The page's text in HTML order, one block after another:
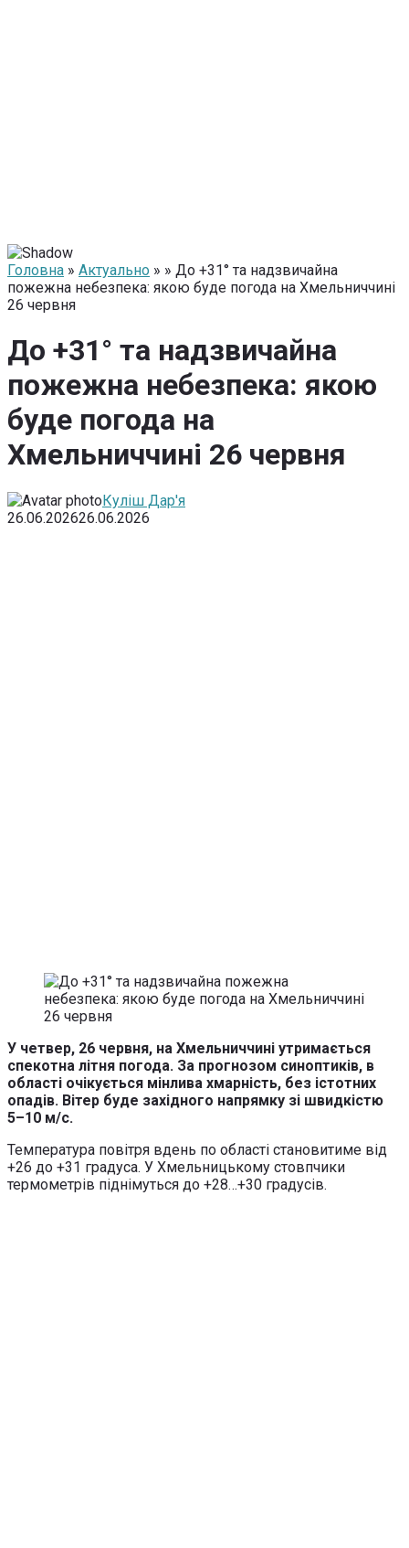
Головна » Актуально » » До +31° та надзвичайна
пожежна небезпека: якою буде погода на Хмельниччині
26 червня
До +31° та надзвичайна
пожежна небезпека: якою
буде погода на
Хмельниччині 26 червня
Куліш Дар'я
26.06.202626.06.2026
У четвер, 26 червня, на Хмельниччині утримається
спекотна літня погода. За прогнозом синоптиків, в
області очікується мінлива хмарність, без істотних
опадів. Вітер буде західного напрямку зі швидкістю
5–10 м/с.
Температура повітря вдень по області становитиме від
+26 до +31 градуса. У Хмельницькому стовпчики
термометрів піднімуться до +28…+30 градусів.